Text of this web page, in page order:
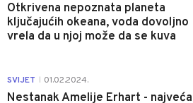
Otkrivena nepoznata planeta
ključajućih okeana, voda dovoljno
vrela da u njoj može da se kuva
SVIJET 01.02.2024.
Nestanak Amelije Erhart - najveća